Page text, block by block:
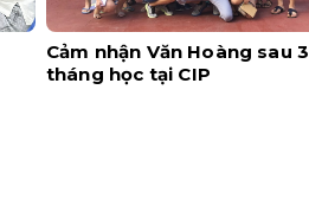
Cảm nhận Văn Hoàng sau 3
tháng học tại CIP